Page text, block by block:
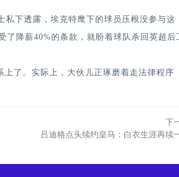
下透露，埃克特麾下的球员压根没参与这
了降薪40%的条款，就盼着球队杀回英超后
了。实际上，大伙儿正琢磨着走法律程序
下
吕迪格点头续约皇马：白衣生涯再续